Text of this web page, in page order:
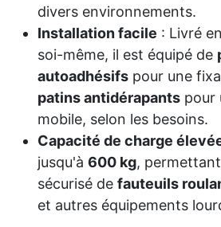
divers environnements.
Installation facile : Livré
soi-même, il est équipé de
autoadhésifs pour une
patins antidérapants pour
mobile, selon les besoins.
Capacité de charge
jusqu'à 600 kg,
sécurisé de fauteuils
et autres équipements